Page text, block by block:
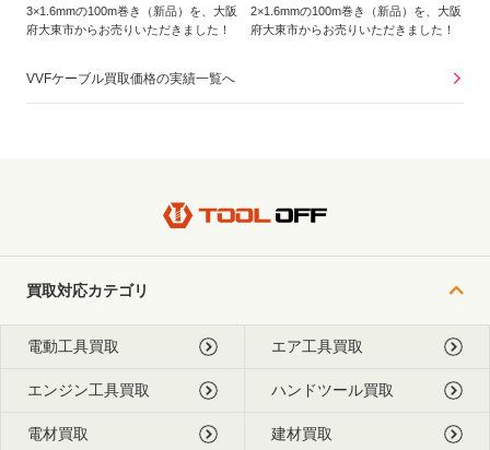
3×1.6mmの100m巻き（新品）を、大阪
府大東市からお売りいただきました！
2×1.6mmの100m巻き（新品）を、大阪
府大東市からお売りいただきました！
VVFケーブル買取価格の実績一覧へ
買取対応カテゴリ
電動工具買取 エア工具買取
エンジン工具買取 ハンドツール買取
電材買取 建材買取